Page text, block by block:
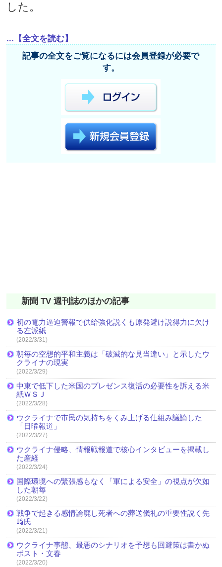
した。
...【全文を読む】
記事の全文をご覧になるには会員登録が必要で
す。
新聞 TV 週刊誌のほかの記事
初の電力逼迫警報で供給強化説くも原発避け説得力に欠け
る左派紙
(2022/3/31)
朝毎の空想的平和主義は「破滅的な見当違い」と示したウ
クライナの現実
(2022/3/29)
中東で低下した米国のプレゼンス復活の必要性を訴える米
紙ＷＳＪ
(2022/3/28)
ウクライナで市民の気持ちをくみ上げる仕組み議論した
「日曜報道」
(2022/3/27)
ウクライナ侵略、情報戦報道で核心インタビューを掲載し
た産経
(2022/3/24)
国際環境への緊張感もなく「軍による安全」の視点が欠如
した朝毎
(2022/3/22)
戦争で起きる感情論廃し死者への葬送儀礼の重要性説く先
﨑氏
(2022/3/21)
ウクライナ事態、最悪のシナリオを予想も回避策は書かぬ
ポスト・文春
(2022/3/20)